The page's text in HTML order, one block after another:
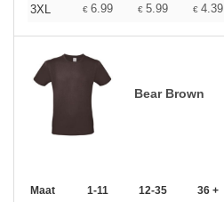
3XL
€ 6.99 € 5.99 € 4.39
Bear Brown
Maat 1-11 12-35 36 +